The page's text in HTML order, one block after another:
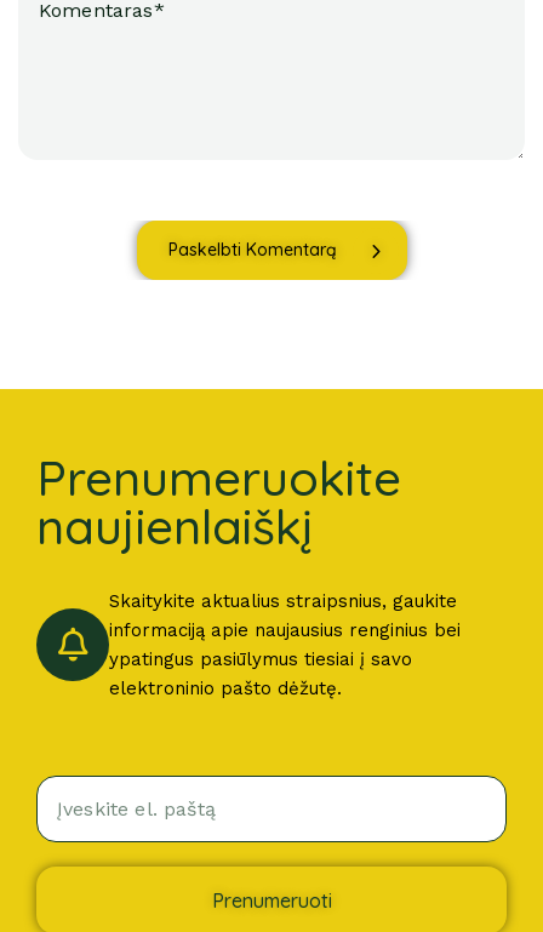
Paskelbti Komentarą
Prenumeruokite
naujienlaiškį
Skaitykite aktualius straipsnius, gaukite
informaciją apie naujausius renginius bei
ypatingus pasiūlymus tiesiai į savo
elektroninio pašto dėžutę.
Prenumeruoti